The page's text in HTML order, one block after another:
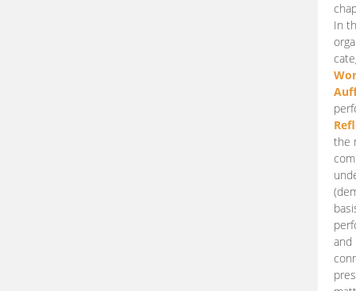
In
the
and